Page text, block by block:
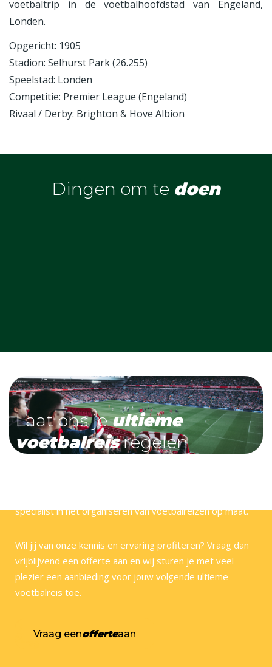
voetbaltrip in de voetbalhoofdstad van Engeland,
Londen.
Opgericht: 1905
Stadion: Selhurst Park (26.255)
Speelstad: Londen
Competitie: Premier League (Engeland)
Rivaal / Derby: Brighton & Hove Albion
Dingen om te doen
Laat ons jeultieme
voetbalreisregelen
specialist in het organiseren van voetbalreizen op maat.
Wil jij van onze kennis en ervaring profiteren? Vraag dan
vrijblijvend een offerte aan en wij sturen je met veel
plezier een aanbieding voor jouw volgende ultieme
voetbalreis toe.
Vraag eenofferteaan